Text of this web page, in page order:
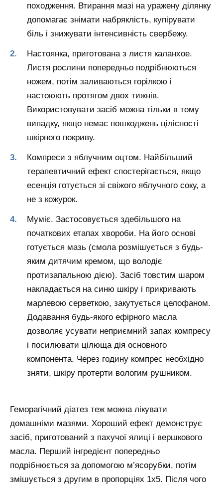
походження. Втирання мазі на уражену ділянку
допомагає знімати набряклість, купірувати
біль і знижувати інтенсивність свербежу.
Настоянка, приготована з листя каланхое.
Листя рослини попередньо подрібнюються
ножем, потім заливаються горілкою і
настоюють протягом двох тижнів.
Використовувати засіб можна тільки в тому
випадку, якщо немає пошкоджень цілісності
шкірного покриву.
Компреси з яблучним оцтом. Найбільший
терапевтичний ефект спостерігається, якщо
есенція готується зі свіжого яблучного соку, а
не з кожурок.
Муміє. Застосовується здебільшого на
початкових етапах хвороби. На його основі
готується мазь (смола розмішується з будь-
яким дитячим кремом, що володіє
протизапальною дією). Засіб товстим шаром
накладається на синю шкіру і прикривають
марлевою серветкою, закутується целофаном.
Додавання будь-якого ефірного масла
дозволяє усувати неприємний запах компресу
і посилювати цілюща дія основного
компонента. Через годину компрес необхідно
зняти, шкіру протерти вологим рушником.
Геморагічний діатез теж можна лікувати
домашніми мазями. Хороший ефект демонструє
засіб, приготований з пахучої ялиці і вершкового
масла. Перший інгредієнт попередньо
подрібнюється за допомогою м’ясорубки, потім
змішується з другим в пропорціях 1х5. Після чого